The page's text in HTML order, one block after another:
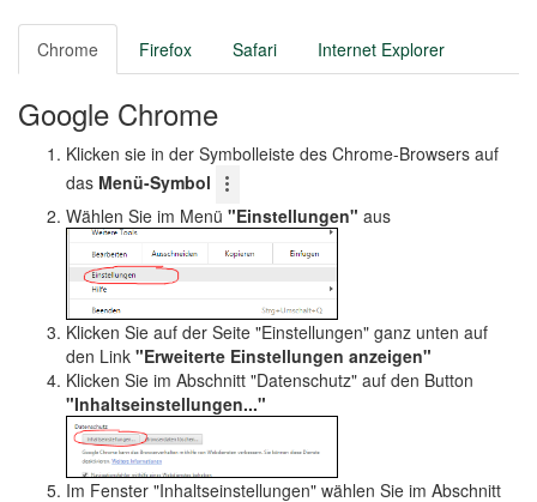
Chrome Firefox Safari Internet Explorer
Google Chrome
Klicken sie in der Symbolleiste des Chrome-Browsers auf
das Menü-Symbol
Wählen Sie im Menü "Einstellungen" aus
Klicken Sie auf der Seite "Einstellungen" ganz unten auf
den Link "Erweiterte Einstellungen anzeigen"
Klicken Sie im Abschnitt "Datenschutz" auf den Button
"Inhaltseinstellungen..."
Im Fenster "Inhaltseinstellungen" wählen Sie im Abschnitt